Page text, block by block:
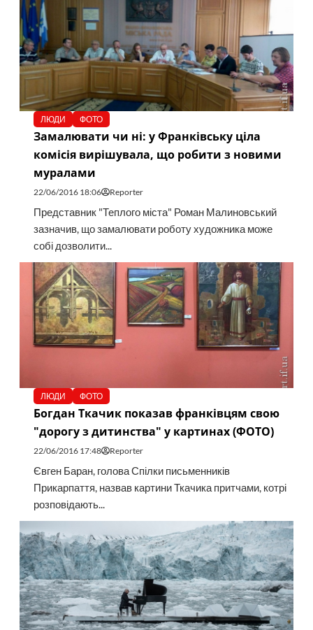
ЛЮДИ ФОТО
Замалювати чи ні: у Франківську ціла
комісія вирішувала, що робити з новими
муралами
22/06/2016 18:06 Reporter
Представник "Теплого міста" Роман Малиновський
зазначив, що замалювати роботу художника може
собі дозволити...
ЛЮДИ ФОТО
Богдан Ткачик показав франківцям свою
"дорогу з дитинства" у картинах (ФОТО)
22/06/2016 17:48 Reporter
Євген Баран, голова Спілки письменників
Прикарпаття, назвав картини Ткачика притчами, котрі
розповідають...